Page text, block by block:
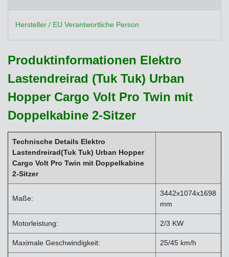
Hersteller / EU Verantwortliche Person
Produktinformationen Elektro
Lastendreirad (Tuk Tuk) Urban
Hopper Cargo Volt Pro Twin mit
Doppelkabine 2-Sitzer
Technische Details Elektro
Lastendreirad(Tuk Tuk) Urban Hopper
Cargo Volt Pro Twin mit Doppelkabine
2-Sitzer
Maße:
3442x1074x1698
mm
Motorleistung: 2/3 KW
Maximale Geschwindigkeit: 25/45 km/h